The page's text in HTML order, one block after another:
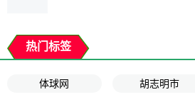
热门标签
体球网 胡志明市